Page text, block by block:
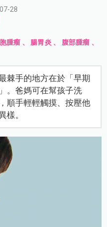
28
腫瘤 、 腸胃炎 、 腹部腫瘤 、
棘手的地方在於「早期
。爸媽可在幫孩子洗
順手輕輕觸摸、按壓他
樣。